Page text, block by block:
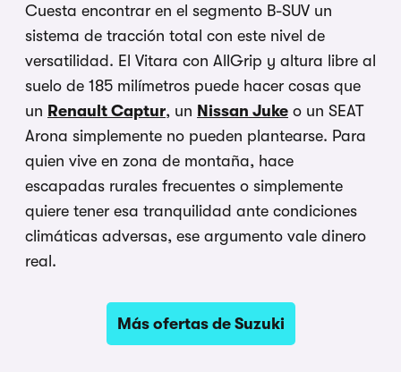
Cuesta encontrar en el segmento B-SUV un
sistema de tracción total con este nivel de
versatilidad. El Vitara con AllGrip y altura libre al
suelo de 185 milímetros puede hacer cosas que
un Renault Captur, un Nissan Juke o un SEAT
Arona simplemente no pueden plantearse. Para
quien vive en zona de montaña, hace
escapadas rurales frecuentes o simplemente
quiere tener esa tranquilidad ante condiciones
climáticas adversas, ese argumento vale dinero
real.
Más ofertas de Suzuki